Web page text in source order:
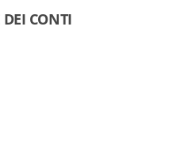
DEI CONTI